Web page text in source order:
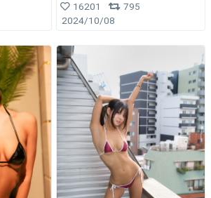
16201
795
2024/10/08